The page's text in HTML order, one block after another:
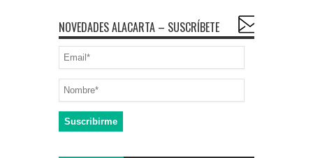
NOVEDADES ALACARTA – SUSCRÍBETE